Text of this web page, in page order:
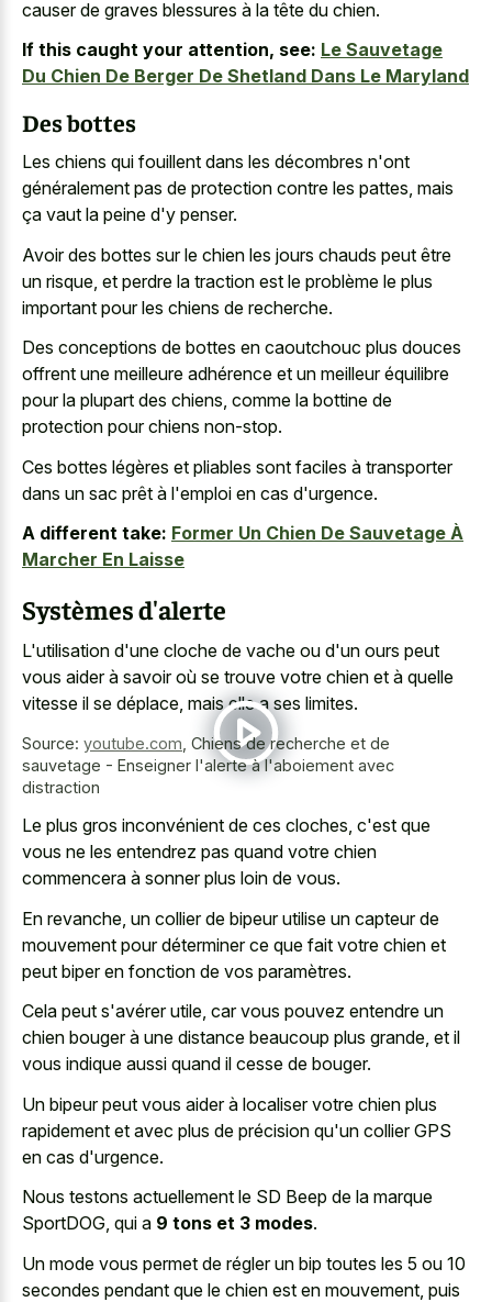
causer de graves blessures à la tête du chien.
If this caught your attention, see: Le Sauvetage
Du Chien De Berger De Shetland Dans Le Maryland
Des bottes
Les chiens qui fouillent dans les décombres n'ont
généralement pas de protection contre les pattes, mais
ça vaut la peine d'y penser.
Avoir des bottes sur le chien les jours chauds peut être
un risque, et perdre la traction est le problème le plus
important pour les chiens de recherche.
Des conceptions de bottes en caoutchouc plus douces
offrent une meilleure adhérence et un meilleur équilibre
pour la plupart des chiens, comme la bottine de
protection pour chiens non-stop.
Ces bottes légères et pliables sont faciles à transporter
dans un sac prêt à l'emploi en cas d'urgence.
A different take: Former Un Chien De Sauvetage À
Marcher En Laisse
Systèmes d'alerte
L'utilisation d'une cloche de vache ou d'un ours peut
vous aider à savoir où se trouve votre chien et à quelle
vitesse il se déplace, mais elle a ses limites.
Source: youtube.com Chiens de recherche et de
sauvetage - Enseigner l'alerte à l'aboiement avec
distraction
Le plus gros inconvénient de ces cloches, c'est que
vous ne les entendrez pas quand votre chien
commencera à sonner plus loin de vous.
En revanche, un collier de bipeur utilise un capteur de
mouvement pour déterminer ce que fait votre chien et
peut biper en fonction de vos paramètres.
Cela peut s'avérer utile, car vous pouvez entendre un
chien bougerà une distance beaucoup plus grande, et il
vous indique aussi quand il cesse de bouger.
Un bipeur peut vous aider à localiser votre chien plus
rapidement et avec plus de précision qu'un collier GPS
en cas d'urgence.
Nous testons actuellement le SD Beep de la marque
SportDOG, qui a 9 tons et 3 modes.
Un mode vous permet de régler un bip toutes les 5 ou 10
secondes pendant que le chien est en mouvement, puis